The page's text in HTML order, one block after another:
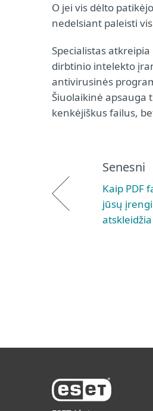
O jei vis dėlto
nedelsiant paleisti
Specialistas
dirbtinio intelekto
antivirusinės
Šiuolaikinė
kenkėjiškus failus,
Senesni
Kaip PDF
jūsų